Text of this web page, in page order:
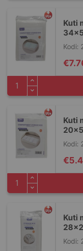
Kuti
Kodi:
Special
Price
Kuti
Kodi:
Special
Price
Kuti
Kodi: